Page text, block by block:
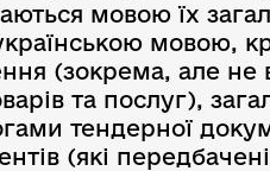
мовою їх
мовою,
(зокрема, але
та послуг),
тендерної
(які